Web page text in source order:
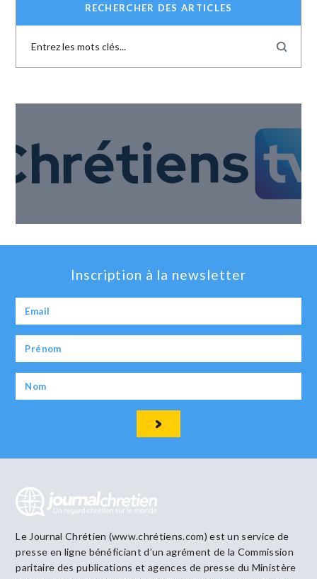
RECHERCHER DES ARTICLES
Inscription à la newsletter
Le Journal Chrétien (www.chrétiens.com) est un service de
presse en ligne bénéficiant d’un agrément de la Commission
paritaire des publications et agences de presse du Ministère